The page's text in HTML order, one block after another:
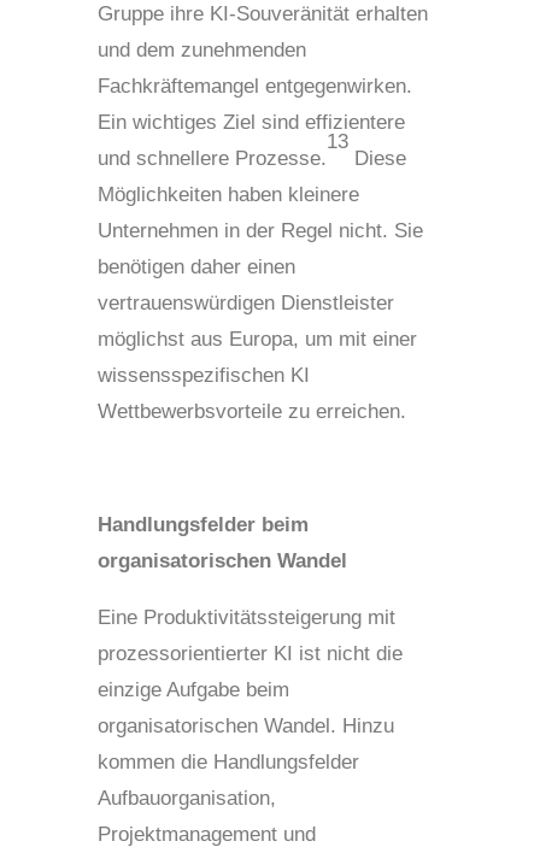
Gruppe ihre KI-Souveränität erhalten
und dem zunehmenden
Fachkräftemangel entgegenwirken.
Ein wichtiges Ziel sind effizientere
und schnellere Prozesse.
13
Diese
Möglichkeiten haben kleinere
Unternehmen in der Regel nicht. Sie
benötigen daher einen
vertrauenswürdigen Dienstleister
möglichst aus Europa, um mit einer
wissensspezifischen KI
Wettbewerbsvorteile zu erreichen.
Handlungsfelder beim
organisatorischen Wandel
Eine Produktivitätssteigerung mit
prozessorientierter KI ist nicht die
einzige Aufgabe beim
organisatorischen Wandel. Hinzu
kommen die Handlungsfelder
Aufbauorganisation,
Projektmanagement und